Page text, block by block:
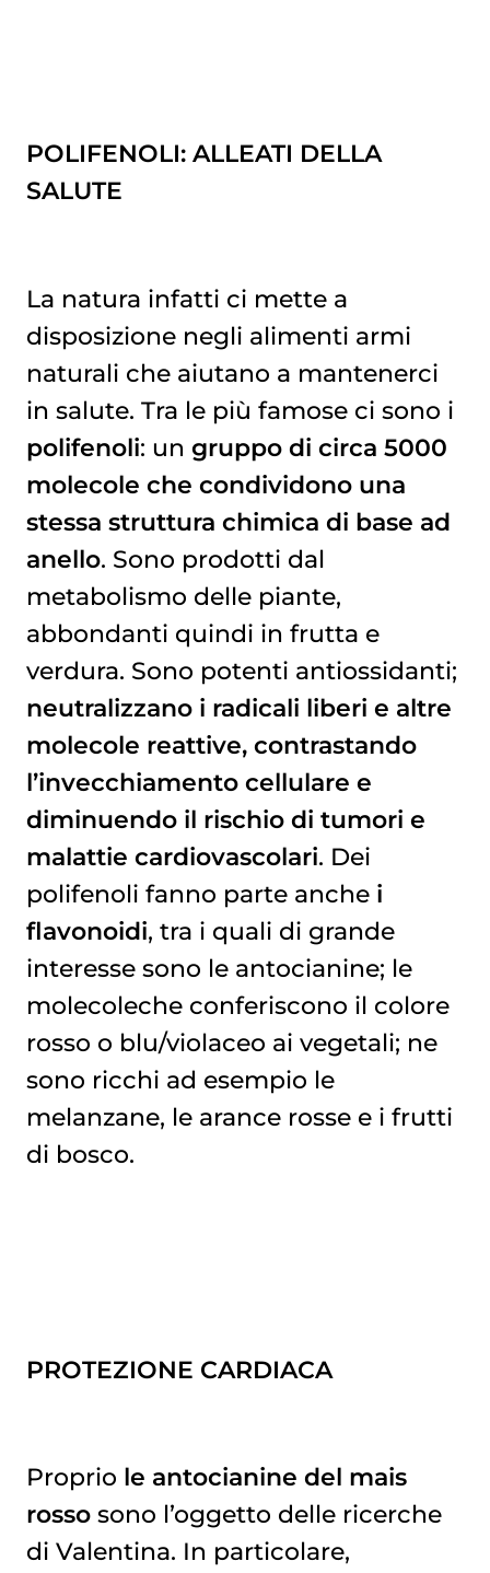
POLIFENOLI: ALLEATI DELLA
SALUTE
La natura infatti ci mette a
disposizione negli alimenti armi
naturali che aiutano a mantenerci
in salute. Tra le più famose ci sono i
polifenoli: un gruppo di circa 5000
molecole che condividono una
stessa struttura chimica di base ad
anello. Sono prodotti dal
metabolismo delle piante,
abbondanti quindi in frutta e
verdura. Sono potenti antiossidanti;
neutralizzano i radicali liberi e altre
molecole reattive, contrastando
l’invecchiamento cellulare e
diminuendo il rischio di tumori e
malattie cardiovascolari. Dei
polifenoli fanno parte anche i
flavonoidi, tra i quali di grande
interesse sono le antocianine; le
molecoleche conferiscono il colore
rosso o blu/violaceo ai vegetali; ne
sono ricchi ad esempio le
melanzane, le arance rosse e i frutti
di bosco.
PROTEZIONE CARDIACA
Proprio le antocianine del mais
rossosono l’oggetto delle ricerche
di Valentina. In particolare,